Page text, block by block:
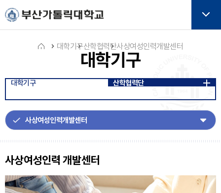
주메뉴로 가기
본문으로 가기
하단으로 가기
대학기구
이
콘
대학기구산학협력단사상여성인력개발센터
대학기구 산학협력단
사상여성인력 개발센터